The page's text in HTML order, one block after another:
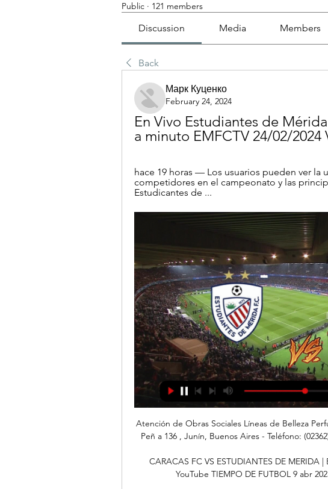
Public · 121 members
Discussion Media Members
Back
Марк Куценко
February 24, 2024
En Vivo Estudiantes de
a minuto EMFCTV 24/02/2024
hace 19 horas — Los usuarios pueden ver la
competidores en el campeonato y las
Estudicantes de ...
Atención de Obras Sociales Líneas de Belleza
Peñ a 136 , Junín, Buenos Aires - Teléfono:
CARACAS FC VS ESTUDIANTES DE MERIDA
YouTube TIEMPO DE FUTBOL 9 abr